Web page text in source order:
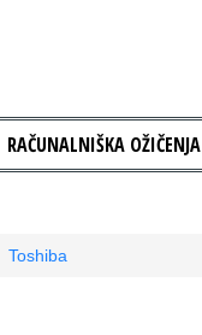
RAČUNALNIŠKA OŽIČENJA
Toshiba